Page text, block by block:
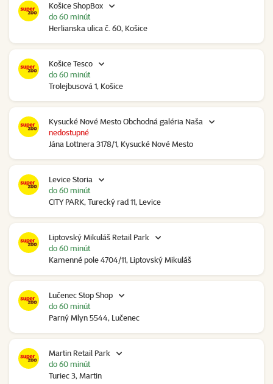
Košice ShopBox
Herlianska ulica č. 60, Košice
do 60 minút
Košice Tesco
Trolejbusová 1, Košice
do 60 minút
Kysucké Nové Mesto Obchodná galéria Naša
Jána Lottnera 3178/1, Kysucké Nové Mesto
nedostupné
Levice Storia
CITY PARK, Turecký rad 11, Levice
do 60 minút
Liptovský Mikuláš Retail Park
Kamenné pole 4704/11, Liptovský Mikuláš
do 60 minút
Lučenec Stop Shop
Parný Mlyn 5544, Lučenec
do 60 minút
Martin Retail Park
Turiec 3, Martin
do 60 minút